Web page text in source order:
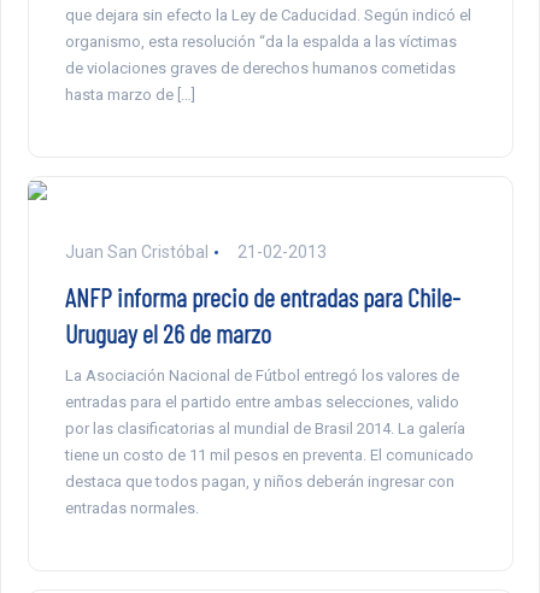
que dejara sin efecto la Ley de Caducidad. Según indicó el
organismo, esta resolución “da la espalda a las víctimas
de violaciones graves de derechos humanos cometidas
hasta marzo de […]
Juan San Cristóbal 21-02-2013
ANFP informa precio de entradas para Chile-
Uruguay el 26 de marzo
La Asociación Nacional de Fútbol entregó los valores de
entradas para el partido entre ambas selecciones, valido
por las clasificatorias al mundial de Brasil 2014. La galería
tiene un costo de 11 mil pesos en preventa. El comunicado
destaca que todos pagan, y niños deberán ingresar con
entradas normales.